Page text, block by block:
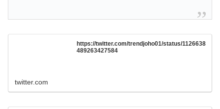
https://twitter.com/trendjoho01/status/1126638
489263427584
twitter.com